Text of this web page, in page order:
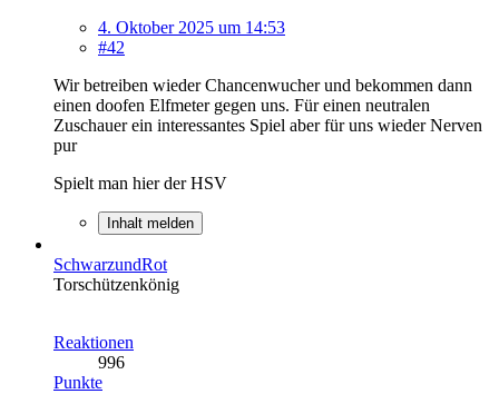
4. Oktober 2025 um 14:53
#42
Wir betreiben wieder Chancenwucher und bekommen dann
einen doofen Elfmeter gegen uns. Für einen neutralen
Zuschauer ein interessantes Spiel aber für uns wieder Nerven
pur
Spielt man hier der HSV
Inhalt melden
SchwarzundRot
Torschützenkönig
Reaktionen
996
Punkte